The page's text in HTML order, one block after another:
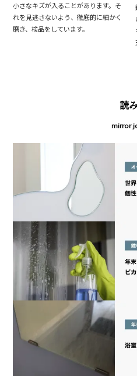
小さなキズが入ることがあります。そ
れを見逃さないよう、徹底的に細かく
磨き、検品をしています。
読
mirror